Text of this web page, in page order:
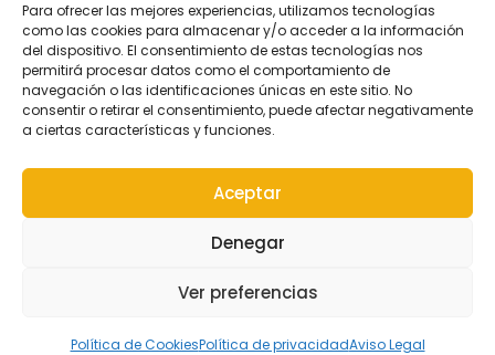
Para ofrecer las mejores experiencias, utilizamos tecnologías
como las cookies para almacenar y/o acceder a la información
del dispositivo. El consentimiento de estas tecnologías nos
permitirá procesar datos como el comportamiento de
navegación o las identificaciones únicas en este sitio. No
consentir o retirar el consentimiento, puede afectar negativamente
a ciertas características y funciones.
Aceptar
Denegar
Ver preferencias
Política de CookiesPolítica de privacidadAviso Legal
Política de privacidad
Política de cookies
Newsletter
Si quieres recibir noticias sobre nuestros eventos, déjanos
Suscribirse
Diseñado porClub Rottweiler de España